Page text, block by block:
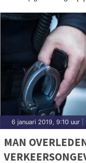
6 januari 2019, 9:10 uur
MAN